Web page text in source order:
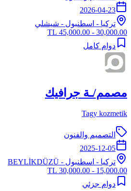
2026-04-23
تركيا - اسطنبول - شيشلي
30,000.00 - 45,000.00 TL
دوام كامل
مصمم/ـة جرافيك
Tagy kozmetik
التصميم والفنون
2025-12-05
تركيا - اسطنبول - BEYLİKDÜZÜ
15,000.00 - 30,000.00 TL
دوام جزئي